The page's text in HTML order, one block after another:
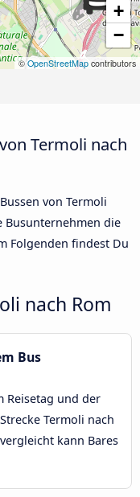
+
−
©OpenStreetMap contributors
Termoli nach
von Termoli
Busunternehmen die
Folgenden findest Du
nach Rom
Bus
Reisetag und der
Termoli nach
kann Bares